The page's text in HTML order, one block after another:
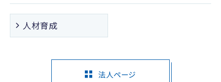
人材育成
法人ページ